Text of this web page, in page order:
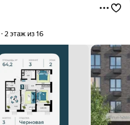
2 этаж из 16